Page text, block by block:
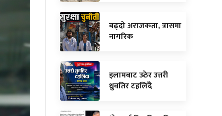
बढ्दो अराजकता, त्रासमा
नागरिक
इलामबाट उठेर उत्तरी
ध्रुवतिर टहलिँदै